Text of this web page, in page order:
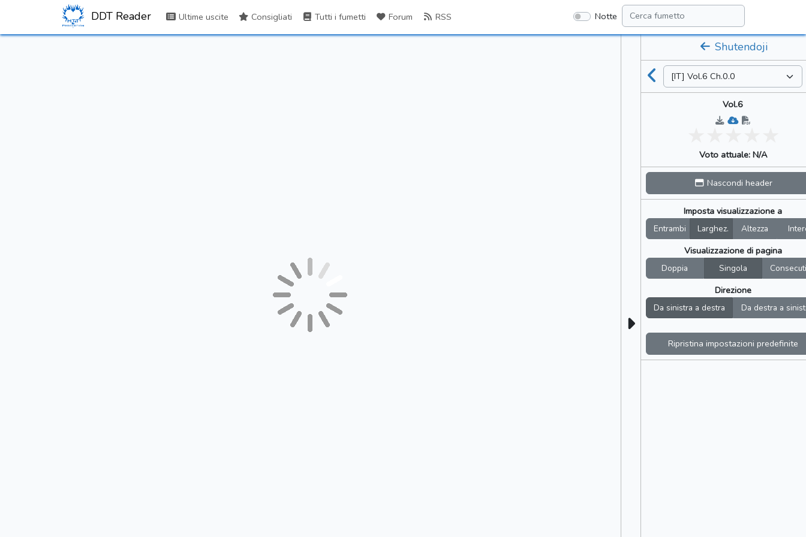
DDT Reader Ultime uscite Consigliati Tutti i fumetti Forum RSS Notte
Shutendoji
Vol.6
Voto attuale: N/A
Nascondi header
Imposta visualizzazione a
Entrambi Larghez. Altezza
Visualizzazione di pagina
Doppia Singola
Direzione
Da sinistra a destra Da destra a
Ripristina impostazioni predefinite